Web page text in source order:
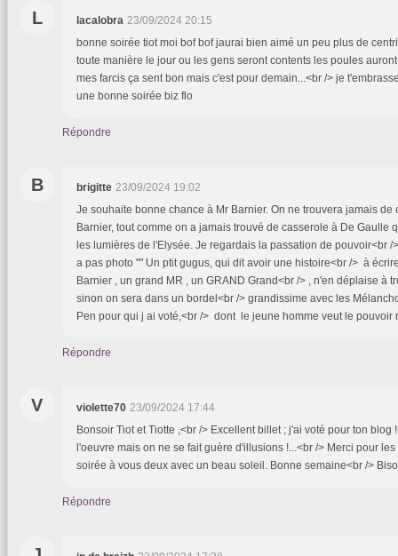
L lacalobra 23/09/2024 20:15
bonne soirée tiot moi bof bof jaurai bien aimé un peu plus de
toute manière le jour ou les gens seront contents les poules
mes farcis ça sent bon mais c'est pour demain...<br /> je
une bonne soirée biz flo
Répondre
B brigitte 23/09/2024 19:02
Je souhaite bonne chance à Mr Barnier. On ne trouvera jamais de
Barnier, tout comme on a jamais trouvé de casserole à De Gaulle
les lumières de l'Elysée. Je regardais la passation de pouvoir<br /
a pas photo "" Un ptit gugus, qui dit avoir une histoire<br /> à
Barnier , un grand MR , un GRAND Grand<br /> , n'en déplaise à
sinon on sera dans un bordel<br /> grandissime avec les
Pen pour qui j ai voté,<br /> dont le jeune homme veut le pouvoir
Répondre
V violette70 23/09/2024 17:44
Bonsoir Tiot et Tiotte ,<br /> Excellent billet ; j'ai voté pour ton blog
l'oeuvre mais on ne se fait guère d'illusions !...<br /> Merci pour
soirée à vous deux avec un beau soleil. Bonne semaine<br />
Répondre